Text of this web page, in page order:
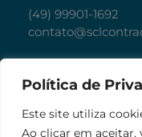
Política de
Este site utiliza
Ao clicar em aceitar,
(49) 99901-1692
Políticas